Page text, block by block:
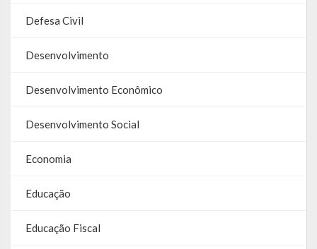
Emendas Parlamentares Federais
Portal do Cidadão
Carta de Serviços ao Usuário
Transparência 2015
Defesa Civil
Desenvolvimento
Desenvolvimento Econômico
Desenvolvimento Social
Economia
Educação
Educação Fiscal